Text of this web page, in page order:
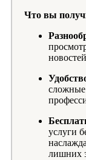
Что вы
сложные
услуги
лишних